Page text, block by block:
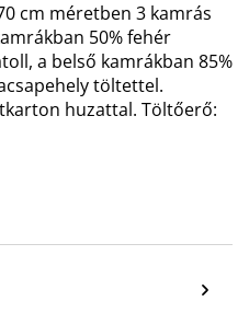
cm méretben 3 kamrás
50% fehér
a belső kamrákban 85%
töltettel.
huzattal. Töltőerő: